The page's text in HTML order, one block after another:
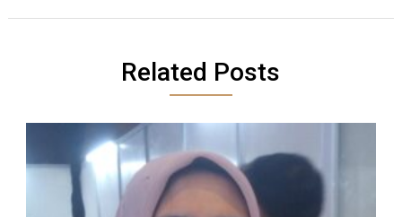
Related Posts